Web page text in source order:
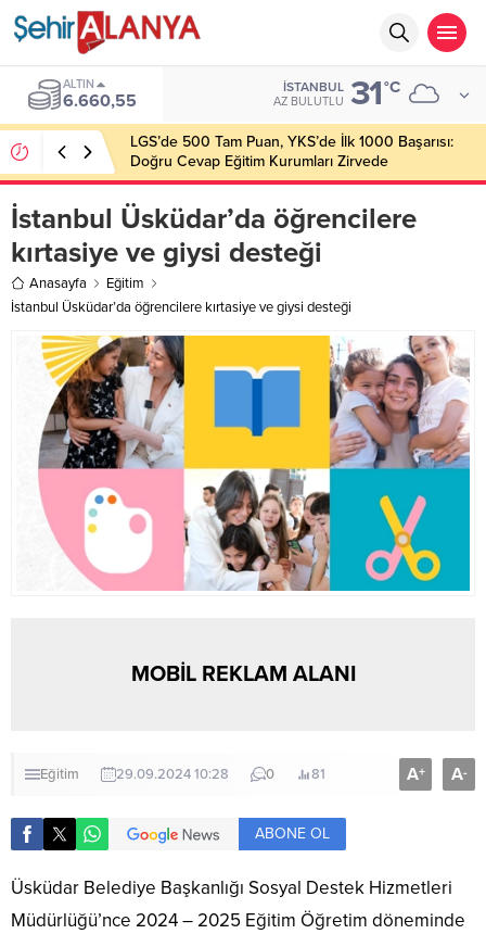
ALTIN
6.660,55
İSTANBUL
AZ BULUTLU 31°C
LGS’de 500 Tam Puan, YKS’de İlk 1000 Başarısı:
Doğru Cevap Eğitim Kurumları Zirvede
İstanbul Üsküdar’da öğrencilere
kırtasiye ve giysi desteği
Anasayfa
Eğitim
İstanbul Üsküdar’da öğrencilere kırtasiye ve giysi desteği
MOBİL REKLAM ALANI
Eğitim 29.09.2024 10:28 0 81 A+ A-
ABONE OL
Üsküdar Belediye Başkanlığı Sosyal Destek Hizmetleri
Müdürlüğü’nce 2024 – 2025 Eğitim Öğretim döneminde